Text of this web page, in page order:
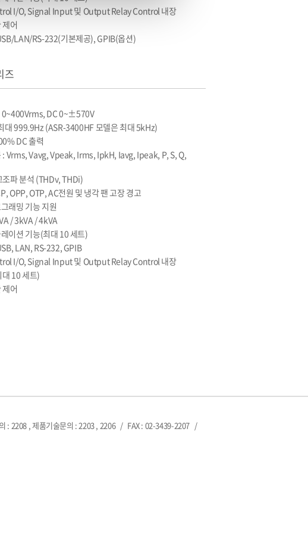
I/O, Signal Input 및 Output Relay Control 내장
제어
LAN/RS-232(기본제공), GPIB(옵션)
즈
0~400Vrms, DC 0~±570V
대 999.9Hz (ASR-3400HF 모델은 최대 5kHz)
DC 출력
: Vrms, Vavg, Vpeak, Irms, IpkH, Iavg, Ipeak, P, S, Q,
조파 분석 (THDv, THDi)
OPP, OTP, AC전원 및 냉각 팬 고장 경고
래밍 기능 지원
/ 3kVA / 4kVA
이션 기능(최대 10 세트)
LAN, RS-232, GPIB
I/O, Signal Input 및 Output Relay Control 내장
10 세트)
제어
: 2208 , 제품기술문의 : 2203 , 2206 / FAX : 02-3439-2207 /